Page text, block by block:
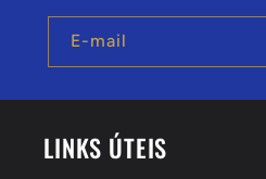
E-mail
LINKS ÚTEIS